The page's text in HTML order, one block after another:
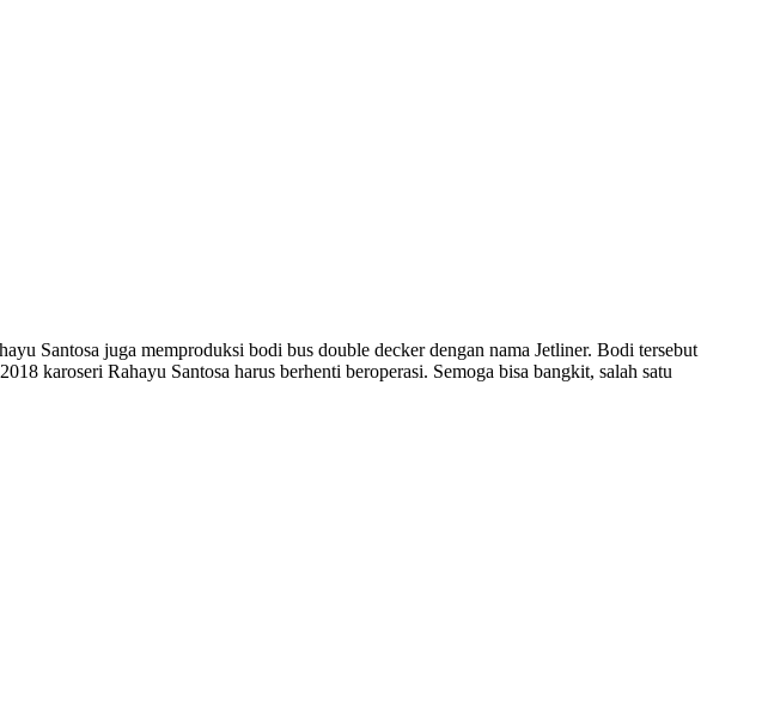
Santosa juga memproduksi bodi bus double decker dengan nama Jetliner. Bodi tersebut
karoseri Rahayu Santosa harus berhenti beroperasi. Semoga bisa bangkit, salah satu